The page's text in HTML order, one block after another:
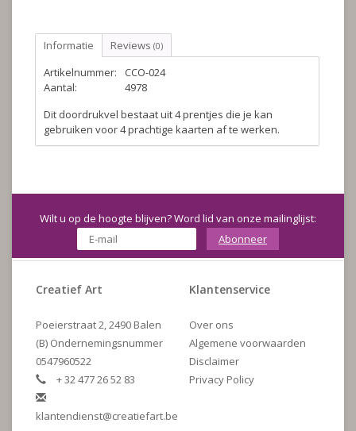
Informatie Reviews (0)
Artikelnummer:
CCO-024
Aantal:
4978
Dit doordrukvel bestaat uit 4 prentjes die je kan
gebruiken voor 4 prachtige kaarten af te werken.
Wilt u op de hoogte blijven? Word lid van onze mailinglijst:
Abonneer
Creatief Art
Poeierstraat 2, 2490 Balen
(B) Ondernemingsnummer
0547960522
+ 32 477 26 52 83
klantendienst@creatiefart.be
Klantenservice
Over ons
Algemene voorwaarden
Disclaimer
Privacy Policy